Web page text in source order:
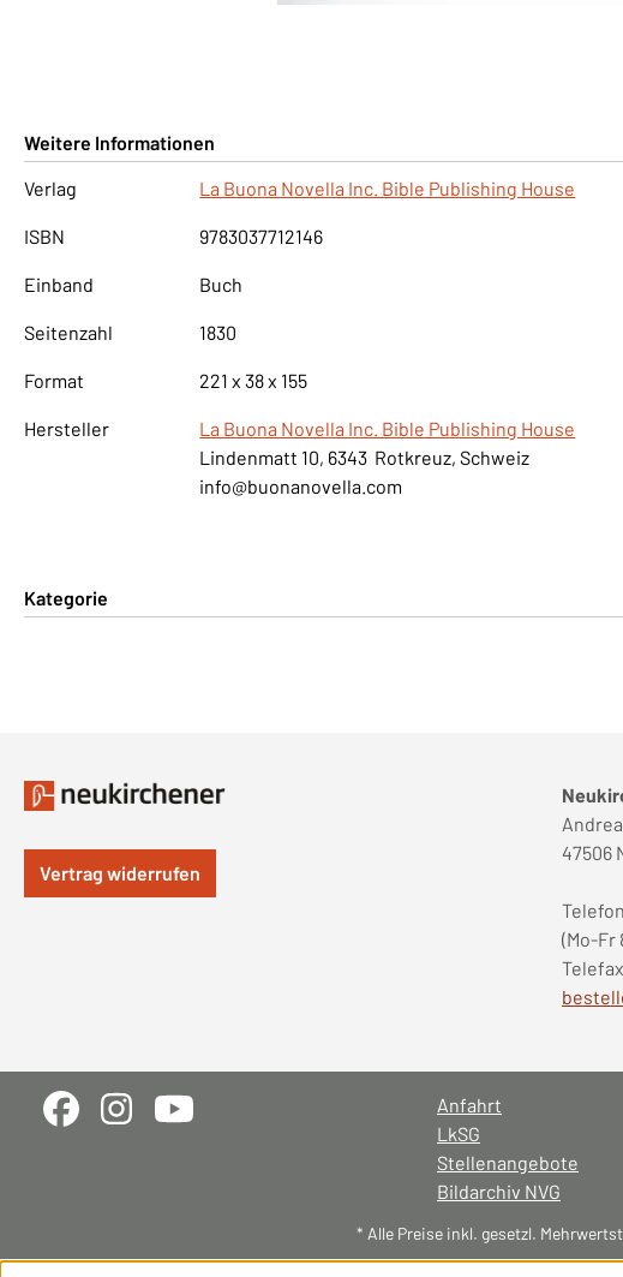
Weitere Informationen
Verlag
La Buona Novella Inc. Bible Publishing House
ISBN 9783037712146
Einband Buch
Seitenzahl 1830
Format 221 x 38 x 155
Hersteller
La Buona Novella Inc. Bible Publishing House
Lindenmatt 10, 6343 Rotkreuz, Schweiz
info@buonanovella.com
Kategorie
Vertrag widerrufen
47506
(Mo-Fr
Anfahrt
LkSG
Stellenangebote
Bildarchiv NVG
* Alle Preise inkl. gesetzl.